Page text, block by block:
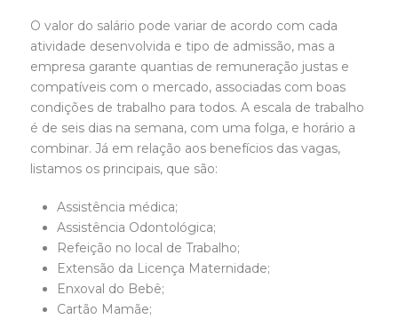
O valor do salário pode variar de acordo com cada
atividade desenvolvida e tipo de admissão, mas a
empresa garante quantias de remuneração justas e
compatíveis com o mercado, associadas com boas
condições de trabalho para todos. A escala de trabalho
é de seis dias na semana, com uma folga, e horário a
combinar. Já em relação aos benefícios das vagas,
listamos os principais, que são:
Assistência médica;
Assistência Odontológica;
Refeição no local de Trabalho;
Extensão da Licença Maternidade;
Enxoval do Bebê;
Cartão Mamãe;